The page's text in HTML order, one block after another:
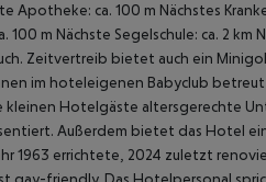
Apotheke: ca. 100 m Nächstes
100 m Nächste Segelschule: ca. 2
Zeitvertreib bietet auch ein
im hoteleigenen Babyclub betreut
kleinen Hotelgäste altersgerechte
Außerdem bietet das Hotel
1963 errichtete, 2024 zuletzt